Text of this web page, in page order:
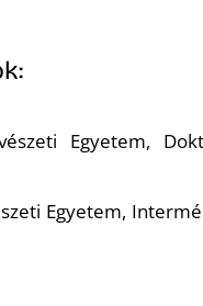
Egyetem,
Egyetem,